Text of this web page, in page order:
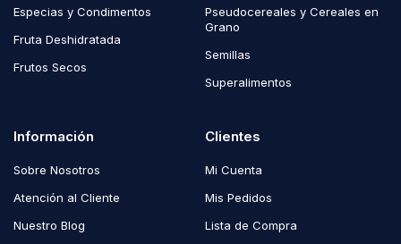
Especias y Condimentos
Fruta Deshidratada
Frutos Secos
Pseudocereales y Cereales en
Grano
Semillas
Superalimentos
Información
Sobre Nosotros
Atención al Cliente
Nuestro Blog
Clientes
Mi Cuenta
Mis Pedidos
Lista de Compra